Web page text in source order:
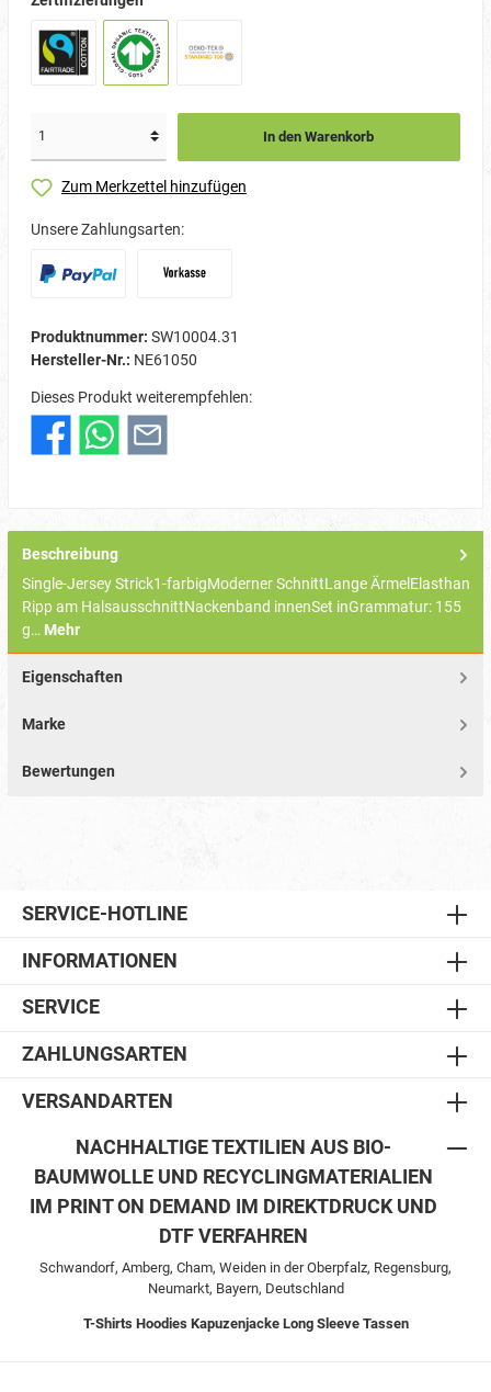
In den Warenkorb
Zum Merkzettel hinzufügen
Unsere Zahlungsarten:
Produktnummer: SW10004.31
Hersteller-Nr.: NE61050
Dieses Produkt weiterempfehlen:
Beschreibung
Single-Jersey Strick1-farbigModerner SchnittLange ÄrmelElasthan
Ripp am HalsausschnittNackenband innenSet inGrammatur: 155
g… Mehr
Eigenschaften
Marke
Bewertungen
SERVICE-HOTLINE
INFORMATIONEN
SERVICE
ZAHLUNGSARTEN
VERSANDARTEN
NACHHALTIGE TEXTILIEN AUS BIO-
BAUMWOLLE UND RECYCLINGMATERIALIEN
IM PRINT ON DEMAND IM DIREKTDRUCK UND
DTF VERFAHREN
Schwandorf, Amberg, Cham, Weiden in der Oberpfalz, Regensburg,
Neumarkt, Bayern, Deutschland
T-Shirts Hoodies Kapuzenjacke Long Sleeve Tassen